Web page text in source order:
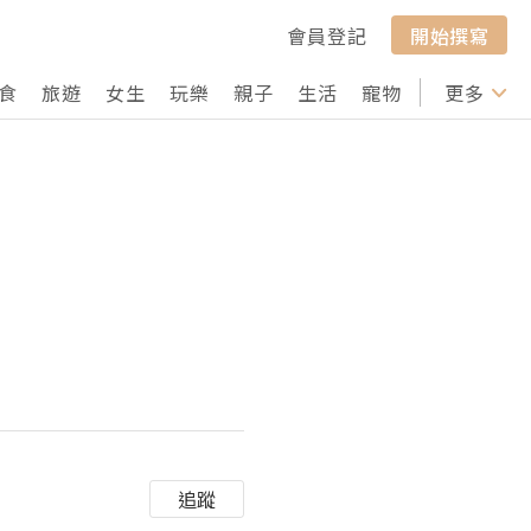
會員登記
開始撰寫
旅遊 女生 玩樂 親子 生活 寵物 行山 打卡
更多
追蹤